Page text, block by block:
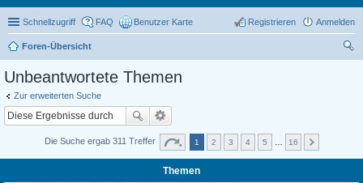
Schnellzugriff FAQ Benutzer Karte Anmelden
Registrieren
Foren-Übersicht
Unbeantwortete Themen
Zur erweiterten Suche
Die Suche ergab 311 Treffer 1 2 3 4 5 16
Themen